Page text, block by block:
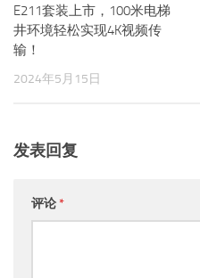
E211套装上市，100米电梯
井环境轻松实现4K视频传
输！
2024年5月15日
发表回复
评论*